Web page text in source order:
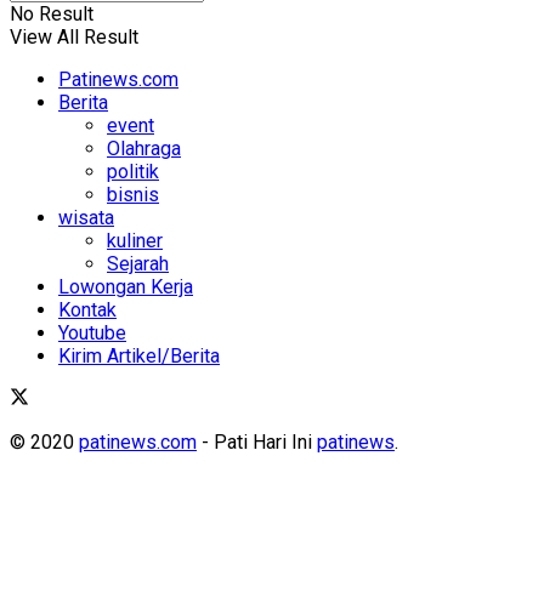
No Result
View All Result
Patinews.com
Berita
event
Olahraga
politik
bisnis
wisata
kuliner
Sejarah
Lowongan Kerja
Kontak
Youtube
Kirim Artikel/Berita
© 2020 patinews.com - Pati Hari Ini patinews.